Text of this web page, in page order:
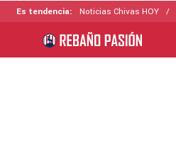
Es tendencia: Noticias Chivas HOY